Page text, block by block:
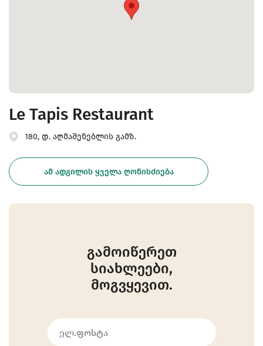
Le Tapis Restaurant
180, დ. აღმაშენებლის გამზ.
ᲐᲛ ᲐᲓᲒᲘᲚᲘᲡ ᲧᲕᲔᲚᲐ ᲦᲝᲜᲘᲡᲫᲘᲔᲑᲐ
გამოიწერეთ
სიახლეები,
მოგვყევით.